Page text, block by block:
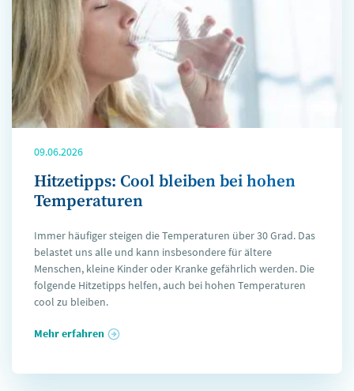
09.06.2026
Hitzetipps: Cool bleiben bei hohen
Temperaturen
Immer häufiger steigen die Temperaturen über 30 Grad. Das
belastet uns alle und kann insbesondere für ältere
Menschen, kleine Kinder oder Kranke gefährlich werden. Die
folgende Hitzetipps helfen, auch bei hohen Temperaturen
cool zu bleiben.
Mehr erfahren